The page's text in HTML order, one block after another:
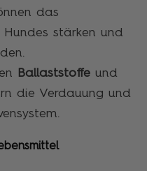
das
Hundes stärken und
Ballaststoffe und
die Verdauung und